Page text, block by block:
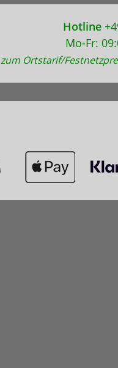
Hotline
Mo-Fr:
zum Ortstarif/